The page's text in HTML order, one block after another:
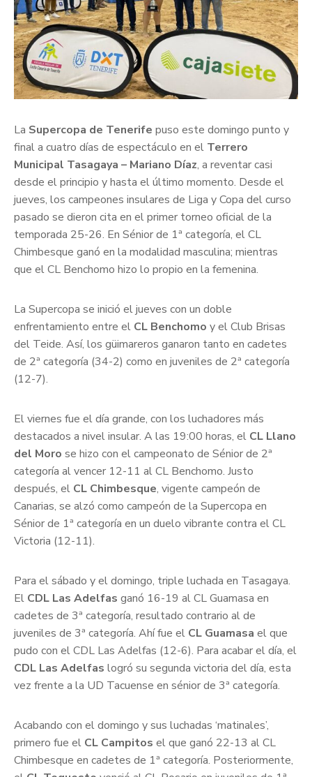
La Supercopa de Tenerife puso este domingo punto y
final a cuatro días de espectáculo en el Terrero
Municipal Tasagaya – Mariano Díaz, a reventar casi
desde el principio y hasta el último momento. Desde el
jueves, los campeones insulares de Liga y Copa del curso
pasado se dieron cita en el primer torneo oficial de la
temporada 25-26. En Sénior de 1ª categoría, el CL
Chimbesque ganó en la modalidad masculina; mientras
que el CL Benchomo hizo lo propio en la femenina.
La Supercopa se inició el jueves con un doble
enfrentamiento entre el CL Benchomo y el Club Brisas
del Teide. Así, los güimareros ganaron tanto en cadetes
de 2ª categoría (34-2) como en juveniles de 2ª categoría
(12-7).
El viernes fue el día grande, con los luchadores más
destacados a nivel insular. A las 19:00 horas, el CL Llano
del Moro se hizo con el campeonato de Sénior de 2ª
categoría al vencer 12-11 al CL Benchomo. Justo
después, el CL Chimbesque, vigente campeón de
Canarias, se alzó como campeón de la Supercopa en
Sénior de 1ª categoría en un duelo vibrante contra el CL
Victoria (12-11).
Para el sábado y el domingo, triple luchada en Tasagaya.
El CDL Las Adelfas ganó 16-19 al CL Guamasa en
cadetes de 3ª categoría, resultado contrario al de
juveniles de 3ª categoría. Ahí fue el CL Guamasa el que
pudo con el CDL Las Adelfas (12-6). Para acabar el día, el
CDL Las Adelfas logró su segunda victoria del día, esta
vez frente a la UD Tacuense en sénior de 3ª categoría.
Acabando con el domingo y sus luchadas ‘matinales’,
primero fue el CL Campitos el que ganó 22-13 al CL
Chimbesque en cadetes de 1ª categoría. Posteriormente,